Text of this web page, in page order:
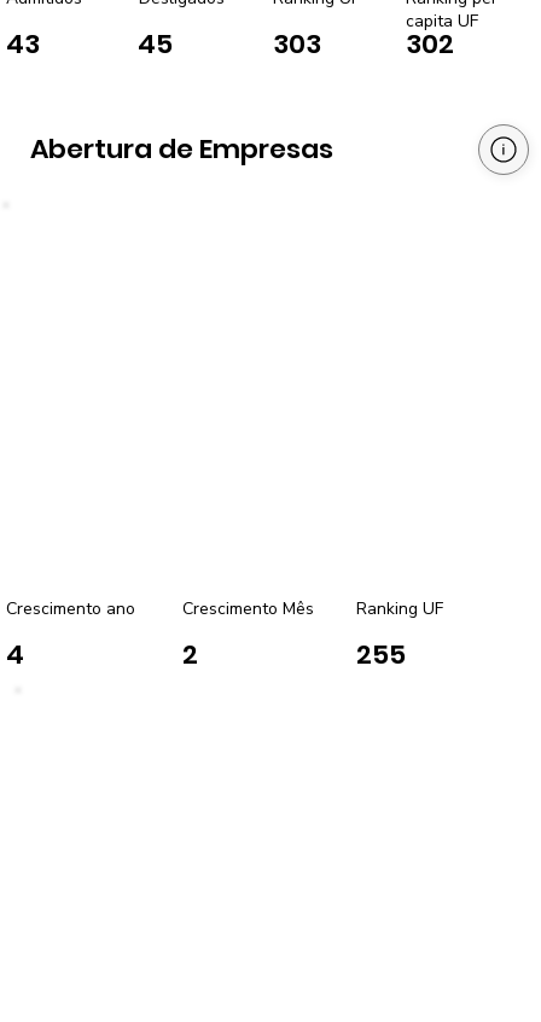
43 45 303 302
capita UF
Abertura de Empresas
4
Crescimento ano
2 255
Ranking UF
Crescimento Mês